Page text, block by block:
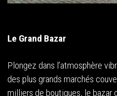
Le Grand Bazar
Plongez dans l’atmosphère
des plus grands marchés
milliers de boutiques, le bazar